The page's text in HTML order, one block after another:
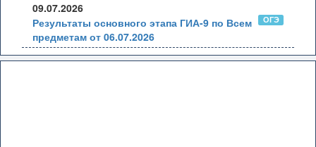
09.07.2026
ОГЭ
Результаты основного этапа ГИА-9 по Всем
предметам от 06.07.2026